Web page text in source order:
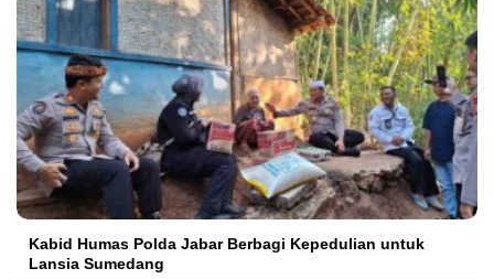
Kabid Humas Polda Jabar Berbagi Kepedulian untuk
Lansia Sumedang